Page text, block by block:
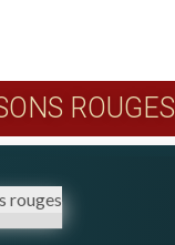
ROUGES